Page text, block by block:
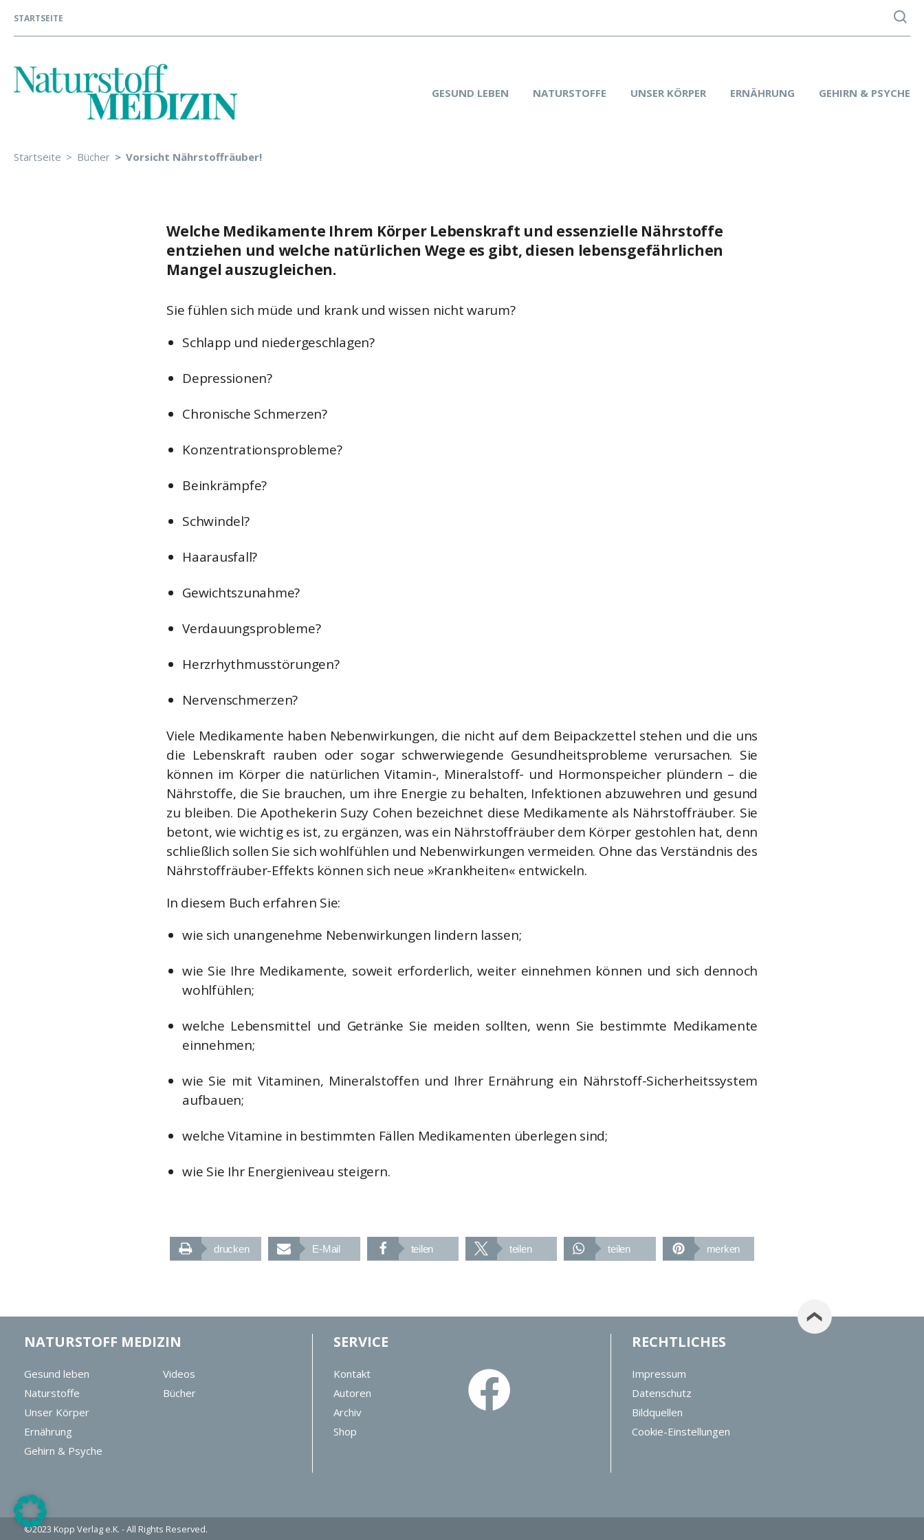
STARTSEITE
GESUND LEBEN NATURSTOFFE UNSER KÖRPER ERNÄHRUNG GEHIRN & PSYCHE
Startseite Bücher Vorsicht Nährstoffräuber!
Welche Medikamente Ihrem Körper Lebenskraft und essenzielle Nährstoffe
entziehen und welche natürlichen Wege es gibt, diesen lebensgefährlichen
Mangel auszugleichen.
Sie fühlen sich müde und krank und wissen nicht warum?
Schlapp und niedergeschlagen?
Depressionen?
Chronische Schmerzen?
Konzentrationsprobleme?
Beinkrämpfe?
Schwindel?
Haarausfall?
Gewichtszunahme?
Verdauungsprobleme?
Herzrhythmusstörungen?
Nervenschmerzen?
Viele Medikamente haben Nebenwirkungen, die nicht auf dem Beipackzettel stehen und die uns
die Lebenskraft rauben oder sogar schwerwiegende Gesundheitsprobleme verursachen. Sie
können im Körper die natürlichen Vitamin-, Mineralstoff- und Hormonspeicher plündern – die
Nährstoffe, die Sie brauchen, um ihre Energie zu behalten, Infektionen abzuwehren und gesund
zu bleiben. Die Apothekerin Suzy Cohen bezeichnet diese Medikamente als Nährstoffräuber. Sie
betont, wie wichtig es ist, zu ergänzen, was ein Nährstoffräuber dem Körper gestohlen hat, denn
schließlich sollen Sie sich wohlfühlen und Nebenwirkungen vermeiden. Ohne das Verständnis des
Nährstoffräuber-Effekts können sich neue »Krankheiten« entwickeln.
In diesem Buch erfahren Sie:
wie sich unangenehme Nebenwirkungen lindern lassen;
wie Sie Ihre Medikamente, soweit erforderlich, weiter einnehmen können und sich dennoch
wohlfühlen;
welche Lebensmittel und Getränke Sie meiden sollten, wenn Sie bestimmte Medikamente
einnehmen;
wie Sie mit Vitaminen, Mineralstoffen und Ihrer Ernährung ein Nährstoff-Sicherheitssystem
aufbauen;
welche Vitamine in bestimmten Fällen Medikamenten überlegen sind;
wie Sie Ihr Energieniveau steigern.
drucken E-Mail teilen teilen teilen merken
NATURSTOFF MEDIZIN
Gesund leben
Naturstoffe
Unser Körper
Ernährung
Gehirn & Psyche
Videos
Bücher
SERVICE
Kontakt
Autoren
Archiv
Shop
RECHTLICHES
Impressum
Datenschutz
Bildquellen
Cookie-Einstellungen
©2023 Kopp Verlag e.K. - All Rights Reserved.